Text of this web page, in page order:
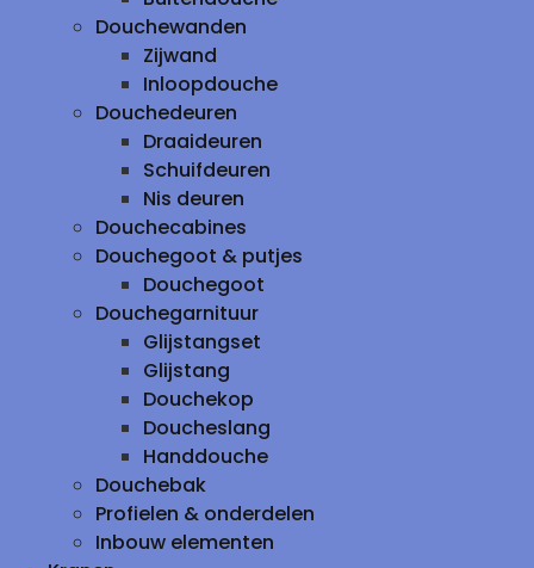
Douchewanden
Zijwand
Inloopdouche
Douchedeuren
Draaideuren
Schuifdeuren
Nis deuren
Douchecabines
Douchegoot & putjes
Douchegoot
Douchegarnituur
Glijstangset
Glijstang
Douchekop
Doucheslang
Handdouche
Douchebak
Profielen & onderdelen
Inbouw elementen